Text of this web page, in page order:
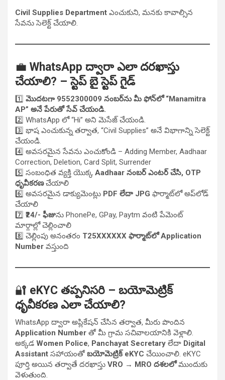
Civil Supplies Department ఎంచుకుని, మనకు కావాల్సిన
సేవను సెలెక్ట్ చేయాలి.
💼 WhatsApp ద్వారా ఎలా దరఖాస్తు
చేయాలి? – స్టెప్ బై స్టెప్ గైడ్
1️⃣ మొదటగా 9552300009 నంబర్‌ను మీ ఫోన్‌లో “Manamitra
AP” అనే పేరుతో సేవ్ చేయండి.
2️⃣ WhatsApp లో “Hi” అని మెసేజ్ చేయండి.
3️⃣ భాష ఎంచుకున్న తర్వాత, “Civil Supplies” అనే విభాగాన్ని సెలెక్ట్
చేయండి.
4️⃣ అవసరమైన సేవను ఎంచుకోండి – Adding Member, Aadhaar
Correction, Deletion, Card Split, Surrender
5️⃣ సంబంధిత వ్యక్తి యొక్క Aadhaar నంబర్ ఎంటర్ చేసి, OTP
ధృవీకరణచేయాలి
6️⃣ అవసరమైన డాక్యుమెంట్లు PDF లేదా JPG ఫార్మాట్‌లో అప్‌లోడ్
చేయాలి
7️⃣ ₹24/- ఫీజును PhonePe, GPay, Paytm వంటి పేమెంట్
మార్గాల్లో చెల్లించాలి
8️⃣ చెల్లింపు అనంతరం T25XXXXXX ఫార్మాట్‌లో Application
Number వస్తుంది
🔐 eKYC తప్పనిసరి – బయోమెట్రిక్
ధృవీకరణ ఎలా చేయాలి?
WhatsApp ద్వారా అప్లికేషన్ చేసిన తర్వాత, మీరు పొందిన
Application Number తో మీ గ్రామ సచివాలయానికి వెళ్లాలి.
అక్కడ Women Police, Panchayat Secretary లేదా Digital
Assistant సహాయంతోబయోమెట్రిక్ eKYC చేయించాలి. eKYC
పూర్తి అయిన తర్వాతే దరఖాస్తు VRO → MRO దశలలోముందుకు
వెళుతుంది.